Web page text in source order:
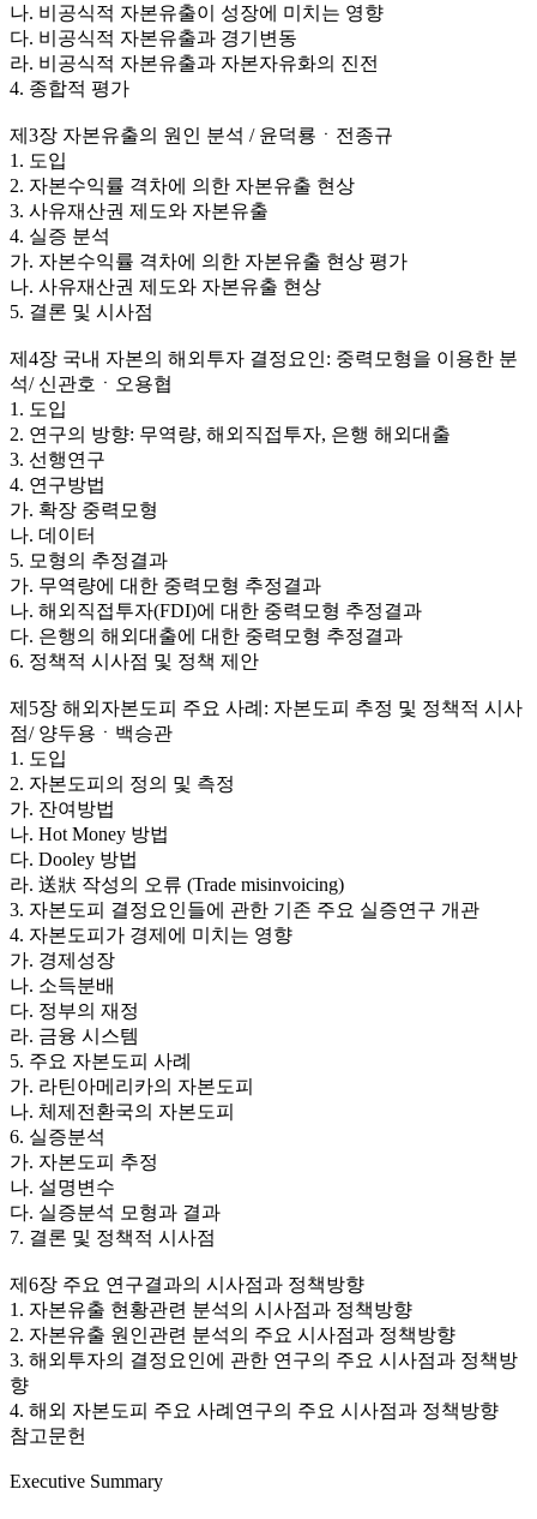
나. 비공식적 자본유출이 성장에 미치는 영향
다. 비공식적 자본유출과 경기변동
라. 비공식적 자본유출과 자본자유화의 진전
4. 종합적 평가
제3장 자본유출의 원인 분석 / 윤덕룡ㆍ전종규
1. 도입
2. 자본수익률 격차에 의한 자본유출 현상
3. 사유재산권 제도와 자본유출
4. 실증 분석
가. 자본수익률 격차에 의한 자본유출 현상 평가
나. 사유재산권 제도와 자본유출 현상
5. 결론 및 시사점
제4장 국내 자본의 해외투자 결정요인: 중력모형을 이용한 분
석/ 신관호ㆍ오용협
1. 도입
2. 연구의 방향: 무역량, 해외직접투자, 은행 해외대출
3. 선행연구
4. 연구방법
가. 확장 중력모형
나. 데이터
5. 모형의 추정결과
가. 무역량에 대한 중력모형 추정결과
나. 해외직접투자(FDI)에 대한 중력모형 추정결과
다. 은행의 해외대출에 대한 중력모형 추정결과
6. 정책적 시사점 및 정책 제안
제5장 해외자본도피 주요 사례: 자본도피 추정 및 정책적 시사
점/ 양두용ㆍ백승관
1. 도입
2. 자본도피의 정의 및 측정
가. 잔여방법
나. Hot Money 방법
다. Dooley 방법
라. 送狀 작성의 오류 (Trade misinvoicing)
3. 자본도피 결정요인들에 관한 기존 주요 실증연구 개관
4. 자본도피가 경제에 미치는 영향
가. 경제성장
나. 소득분배
다. 정부의 재정
라. 금융 시스템
5. 주요 자본도피 사례
가. 라틴아메리카의 자본도피
나. 체제전환국의 자본도피
6. 실증분석
가. 자본도피 추정
나. 설명변수
다. 실증분석 모형과 결과
7. 결론 및 정책적 시사점
제6장 주요 연구결과의 시사점과 정책방향
1. 자본유출 현황관련 분석의 시사점과 정책방향
2. 자본유출 원인관련 분석의 주요 시사점과 정책방향
3. 해외투자의 결정요인에 관한 연구의 주요 시사점과 정책방
향
4. 해외 자본도피 주요 사례연구의 주요 시사점과 정책방향
참고문헌
Executive Summary